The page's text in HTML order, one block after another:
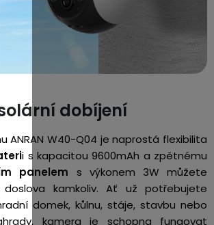
dobíjení
ANRAN W40-Q04 je naprostá flexibilita
i s kapacitou 9600mAh a zpětnému
panelem s výkonem 3W můžete
kamkoliv. Ať už potřebujete
domek, kůlnu, stáje, stavbu nebo
kamera je schopna fungovat